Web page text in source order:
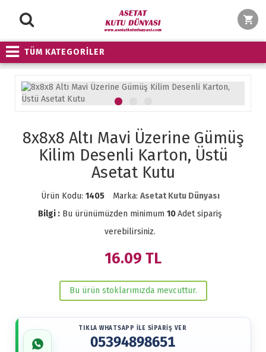
TÜM KATEGORİLER
8x8x8 Altı Mavi Üzerine Gümüş
Kilim Desenli Karton, Üstü
Asetat Kutu
Ürün Kodu: 1405 Marka: Asetat Kutu Dünyası
Bilgi : Bu ürünümüzden minimum 10Adet sipariş
verebilirsiniz.
16.09 TL
Bu ürün stoklarımızda mevcuttur.
TIKLA WHATSAPP İLE SİPARİŞ VER
05394898651